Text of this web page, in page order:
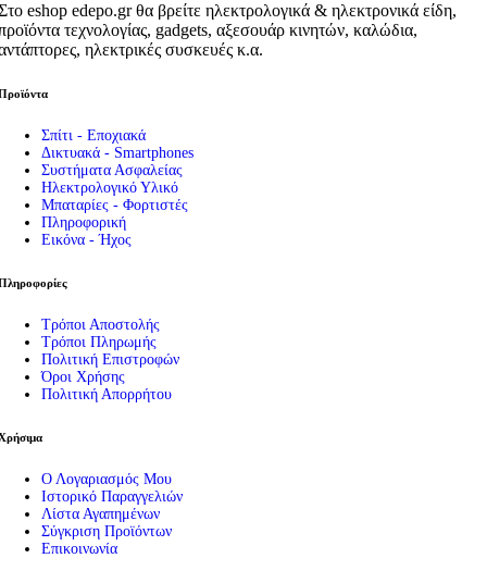
eshop edepo.gr θα βρείτε ηλεκτρολογικά & ηλεκτρονικά είδη,
τεχνολογίας, gadgets, αξεσουάρ κινητών, καλώδια,
ηλεκτρικές συσκευές κ.α.
Σπίτι - Εποχιακά
Δικτυακά - Smartphones
Συστήματα Ασφαλείας
Ηλεκτρολογικό Υλικό
Μπαταρίες - Φορτιστές
Πληροφορική
Εικόνα - Ήχος
Τρόποι Αποστολής
Τρόποι Πληρωμής
Πολιτική Επιστροφών
Όροι Χρήσης
Πολιτική Απορρήτου
Ο Λογαριασμός Μου
Ιστορικό Παραγγελιών
Λίστα Αγαπημένων
Σύγκριση Προϊόντων
Επικοινωνία